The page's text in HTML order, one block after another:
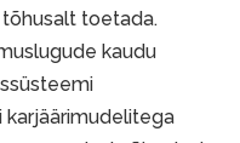
toetada.
kaudu
karjäärimudelitega